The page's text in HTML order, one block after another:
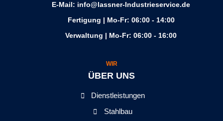
E-Mail: info@lassner-Industrieservice.de
Fertigung | Mo-Fr: 06:00 - 14:00
Verwaltung | Mo-Fr: 06:00 - 16:00
WIR
ÜBER UNS
Dienstleistungen
Stahlbau